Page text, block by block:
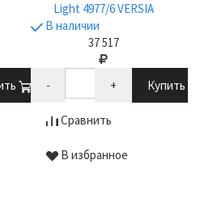
Light 4977/6 VERSIA
В наличии
37 517
- + Купить
Сравнить
В избранное